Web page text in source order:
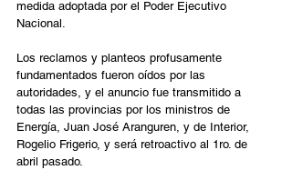
medida adoptada por el Poder Ejecutivo
Nacional.
Los reclamos y planteos profusamente
fundamentados fueron oídos por las
autoridades, y el anuncio fue transmitido a
todas las provincias por los ministros de
Energía, Juan José Aranguren, y de Interior,
Rogelio Frigerio, y será retroactivo al 1ro. de
abril pasado.